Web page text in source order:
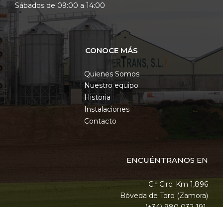
Sábados de 09:00 a 14:00
CONOCE MÁS
Quienes Somos
Nuestro equipo
Historia
Instalaciones
Contacto
ENCUÉNTRANOS EN
C.º Circ. Km 1,896
Bóveda de Toro (Zamora)